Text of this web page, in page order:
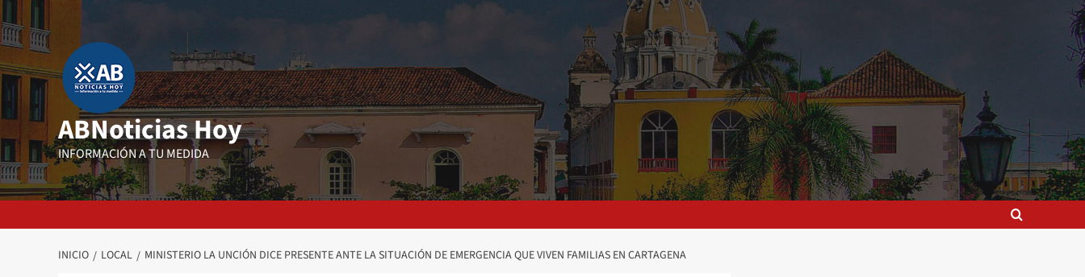
al
contenido
ABNoticias Hoy
INFORMACIÓN A TU MEDIDA
INICIO LOCAL MINISTERIO LA UNCIÓN DICE PRESENTE ANTE LA SITUACIÓN DE EMERGENCIA QUE VIVEN FAMILIAS EN CARTAGENA